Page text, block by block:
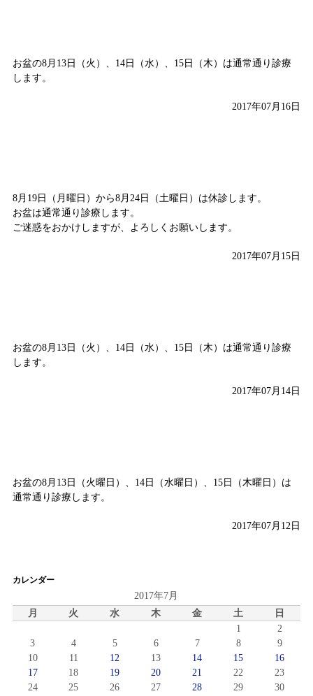
お盆の8月13日（火）、14日（水）、15日（木）は通常通り診療
します。
2017年07月16日
8月19日（月曜日）から8月24日（土曜日）は休診します。
お盆は通常通り診療します。
ご迷惑をおかけしますが、よろしくお願いします。
2017年07月15日
お盆の8月13日（火）、14日（水）、15日（木）は通常通り診療
します。
2017年07月14日
お盆の8月13日（火曜日）、14日（水曜日）、15日（木曜日）は
通常通り診療します。
2017年07月12日
カレンダー
2017年7月
月
火 水 木 金 土 日
1
2
3
4 5 6 7 8
9
10
11 12 13 14 15
16
17
18 19 20 21 22
23
24
25 26 27 28 29
30